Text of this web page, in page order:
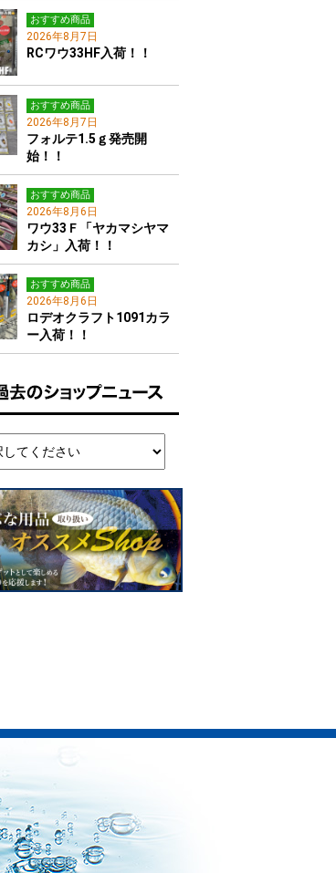
おすすめ商品
2026年8月7日
RCワウ33HF入荷！！
おすすめ商品
2026年8月7日
フォルテ1.5ｇ発売開
始！！
おすすめ商品
2026年8月6日
ワウ33Ｆ「ヤカマシヤマ
カシ」入荷！！
おすすめ商品
2026年8月6日
ロデオクラフト1091カラ
ー入荷！！